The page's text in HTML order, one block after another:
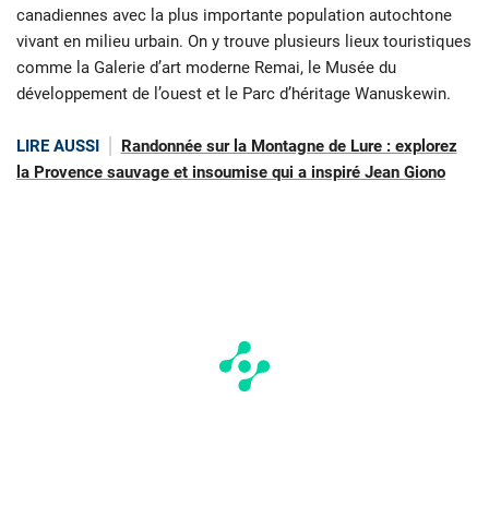
canadiennes avec la plus importante population autochtone
vivant en milieu urbain. On y trouve plusieurs lieux touristiques
comme la Galerie d’art moderne Remai, le Musée du
développement de l’ouest et le Parc d’héritage Wanuskewin.
LIRE AUSSI
Randonnée sur la Montagne de Lure : explorez
la Provence sauvage et insoumise qui a inspiré Jean Giono